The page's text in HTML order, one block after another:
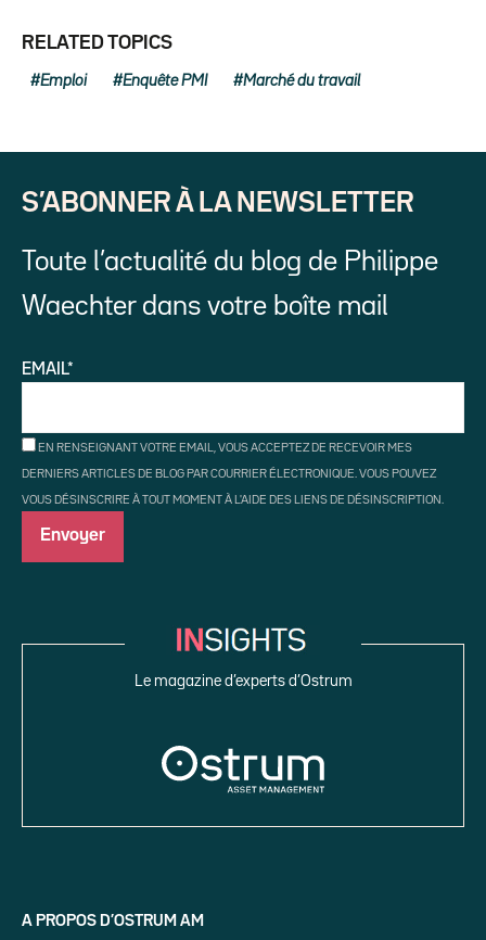
RELATED TOPICS
Emploi Enquête PMI Marché du travail
S’ABONNER À LA NEWSLETTER
Toute l’actualité du blog de Philippe
Waechter dans votre boîte mail
EMAIL*
EN RENSEIGNANT VOTRE EMAIL, VOUS ACCEPTEZ DE RECEVOIR MES
DERNIERS ARTICLES DE BLOG PAR COURRIER ÉLECTRONIQUE. VOUS POUVEZ
VOUS DÉSINSCRIRE À TOUT MOMENT À L'AIDE DES LIENS DE DÉSINSCRIPTION.
Le magazine d’experts d’Ostrum
A PROPOS D’OSTRUM AM